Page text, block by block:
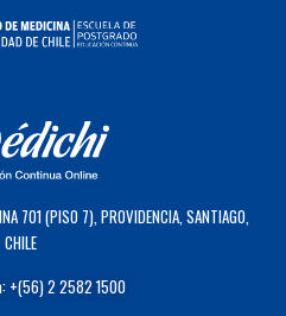
701 (PISO 7), PROVIDENCIA, SANTIAGO,
CHILE
+(56) 2 2582 1500